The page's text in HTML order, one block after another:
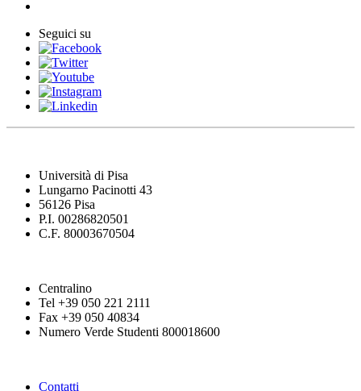
Seguici su
Università di Pisa
Lungarno Pacinotti 43
56126 Pisa
P.I. 00286820501
C.F. 80003670504
Centralino
Tel +39 050 221 2111
Fax +39 050 40834
Numero Verde Studenti 800018600
Contatti